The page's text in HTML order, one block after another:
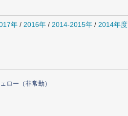
年 / 2016年 / 2014-2015年 / 2014年度
ロー（非常勤）